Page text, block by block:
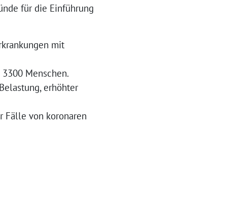
für die Einführung
mit
Menschen.
erhöhter
Fälle von koronaren